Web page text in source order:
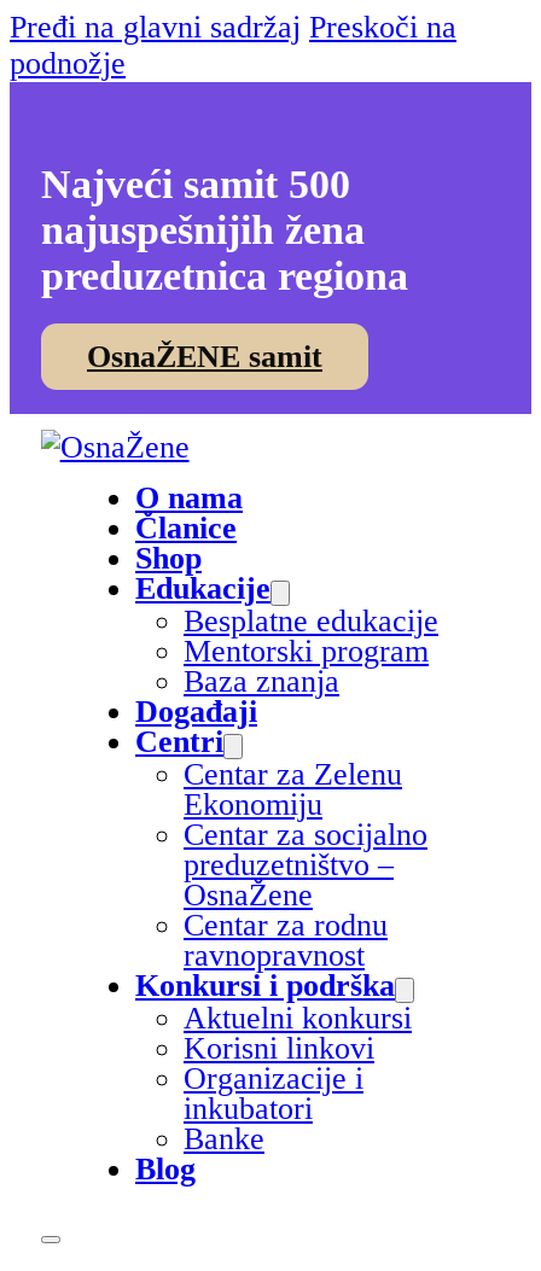
Pređi na glavni sadržaj Preskoči na
podnožje
Najveći samit 500
najuspešnijih žena
preduzetnica regiona
OsnaŽENE samit
O nama
Članice
Shop
Edukacije
Besplatne edukacije
Mentorski program
Baza znanja
Događaji
Centri
Centar za Zelenu
Ekonomiju
Centar za socijalno
preduzetništvo –
OsnaŽene
Centar za rodnu
ravnopravnost
Konkursi i podrška
Aktuelni konkursi
Korisni linkovi
Organizacije i
inkubatori
Banke
Blog